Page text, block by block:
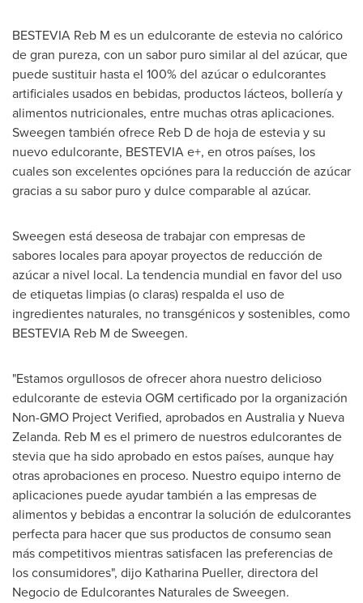
BESTEVIA Reb M es un edulcorante de estevia no calórico
de gran pureza, con un sabor puro similar al del azúcar, que
puede sustituir hasta el 100% del azúcar o edulcorantes
artificiales usados en bebidas, productos lácteos, bollería y
alimentos nutricionales, entre muchas otras aplicaciones.
Sweegen también ofrece Reb D de hoja de estevia y su
nuevo edulcorante, BESTEVIA e+, en otros países, los
cuales son excelentes opciónes para la reducción de azúcar
gracias a su sabor puro y dulce comparable al azúcar.
Sweegen está deseosa de trabajar con empresas de
sabores locales para apoyar proyectos de reducción de
azúcar a nivel local. La tendencia mundial en favor del uso
de etiquetas limpias (o claras) respalda el uso de
ingredientes naturales, no transgénicos y sostenibles, como
BESTEVIA Reb M de Sweegen.
"Estamos orgullosos de ofrecer ahora nuestro delicioso
edulcorante de estevia OGM certificado por la organización
Non-GMO Project Verified, aprobados en Australiay Nueva
Zelanda. Reb M es el primero de nuestros edulcorantes de
stevia que ha sido aprobado en estos países, aunque hay
otras aprobaciones en proceso. Nuestroequipo interno de
aplicaciones puede ayudar también a las empresas de
alimentos y bebidas a encontrar la solución de edulcorantes
perfecta para hacer que sus productos de consumo sean
más competitivos mientras satisfacen las preferencias de
los consumidores", dijo Katharina Pueller, directora del
Negocio de Edulcorantes Naturales de Sweegen.